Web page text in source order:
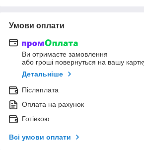
Умови оплати
Ви отримаєте замовлення
або гроші повернуться на вашу
Детальніше
Післяплата
Оплата на рахунок
Готівкою
Всі умови оплати